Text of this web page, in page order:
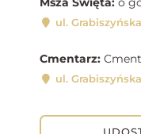
ul.
Cmentarz:
ul.